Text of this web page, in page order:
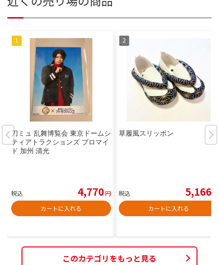
刀ミュ 乱舞博覧会 東京ドームシ
ティアトラクションズ ブロマイ
ド 加州 清光
税込 4,770円
カートに入れる
草履風スリッポン
税込 5,166
カートに入れる
このカテゴリをもっと見る